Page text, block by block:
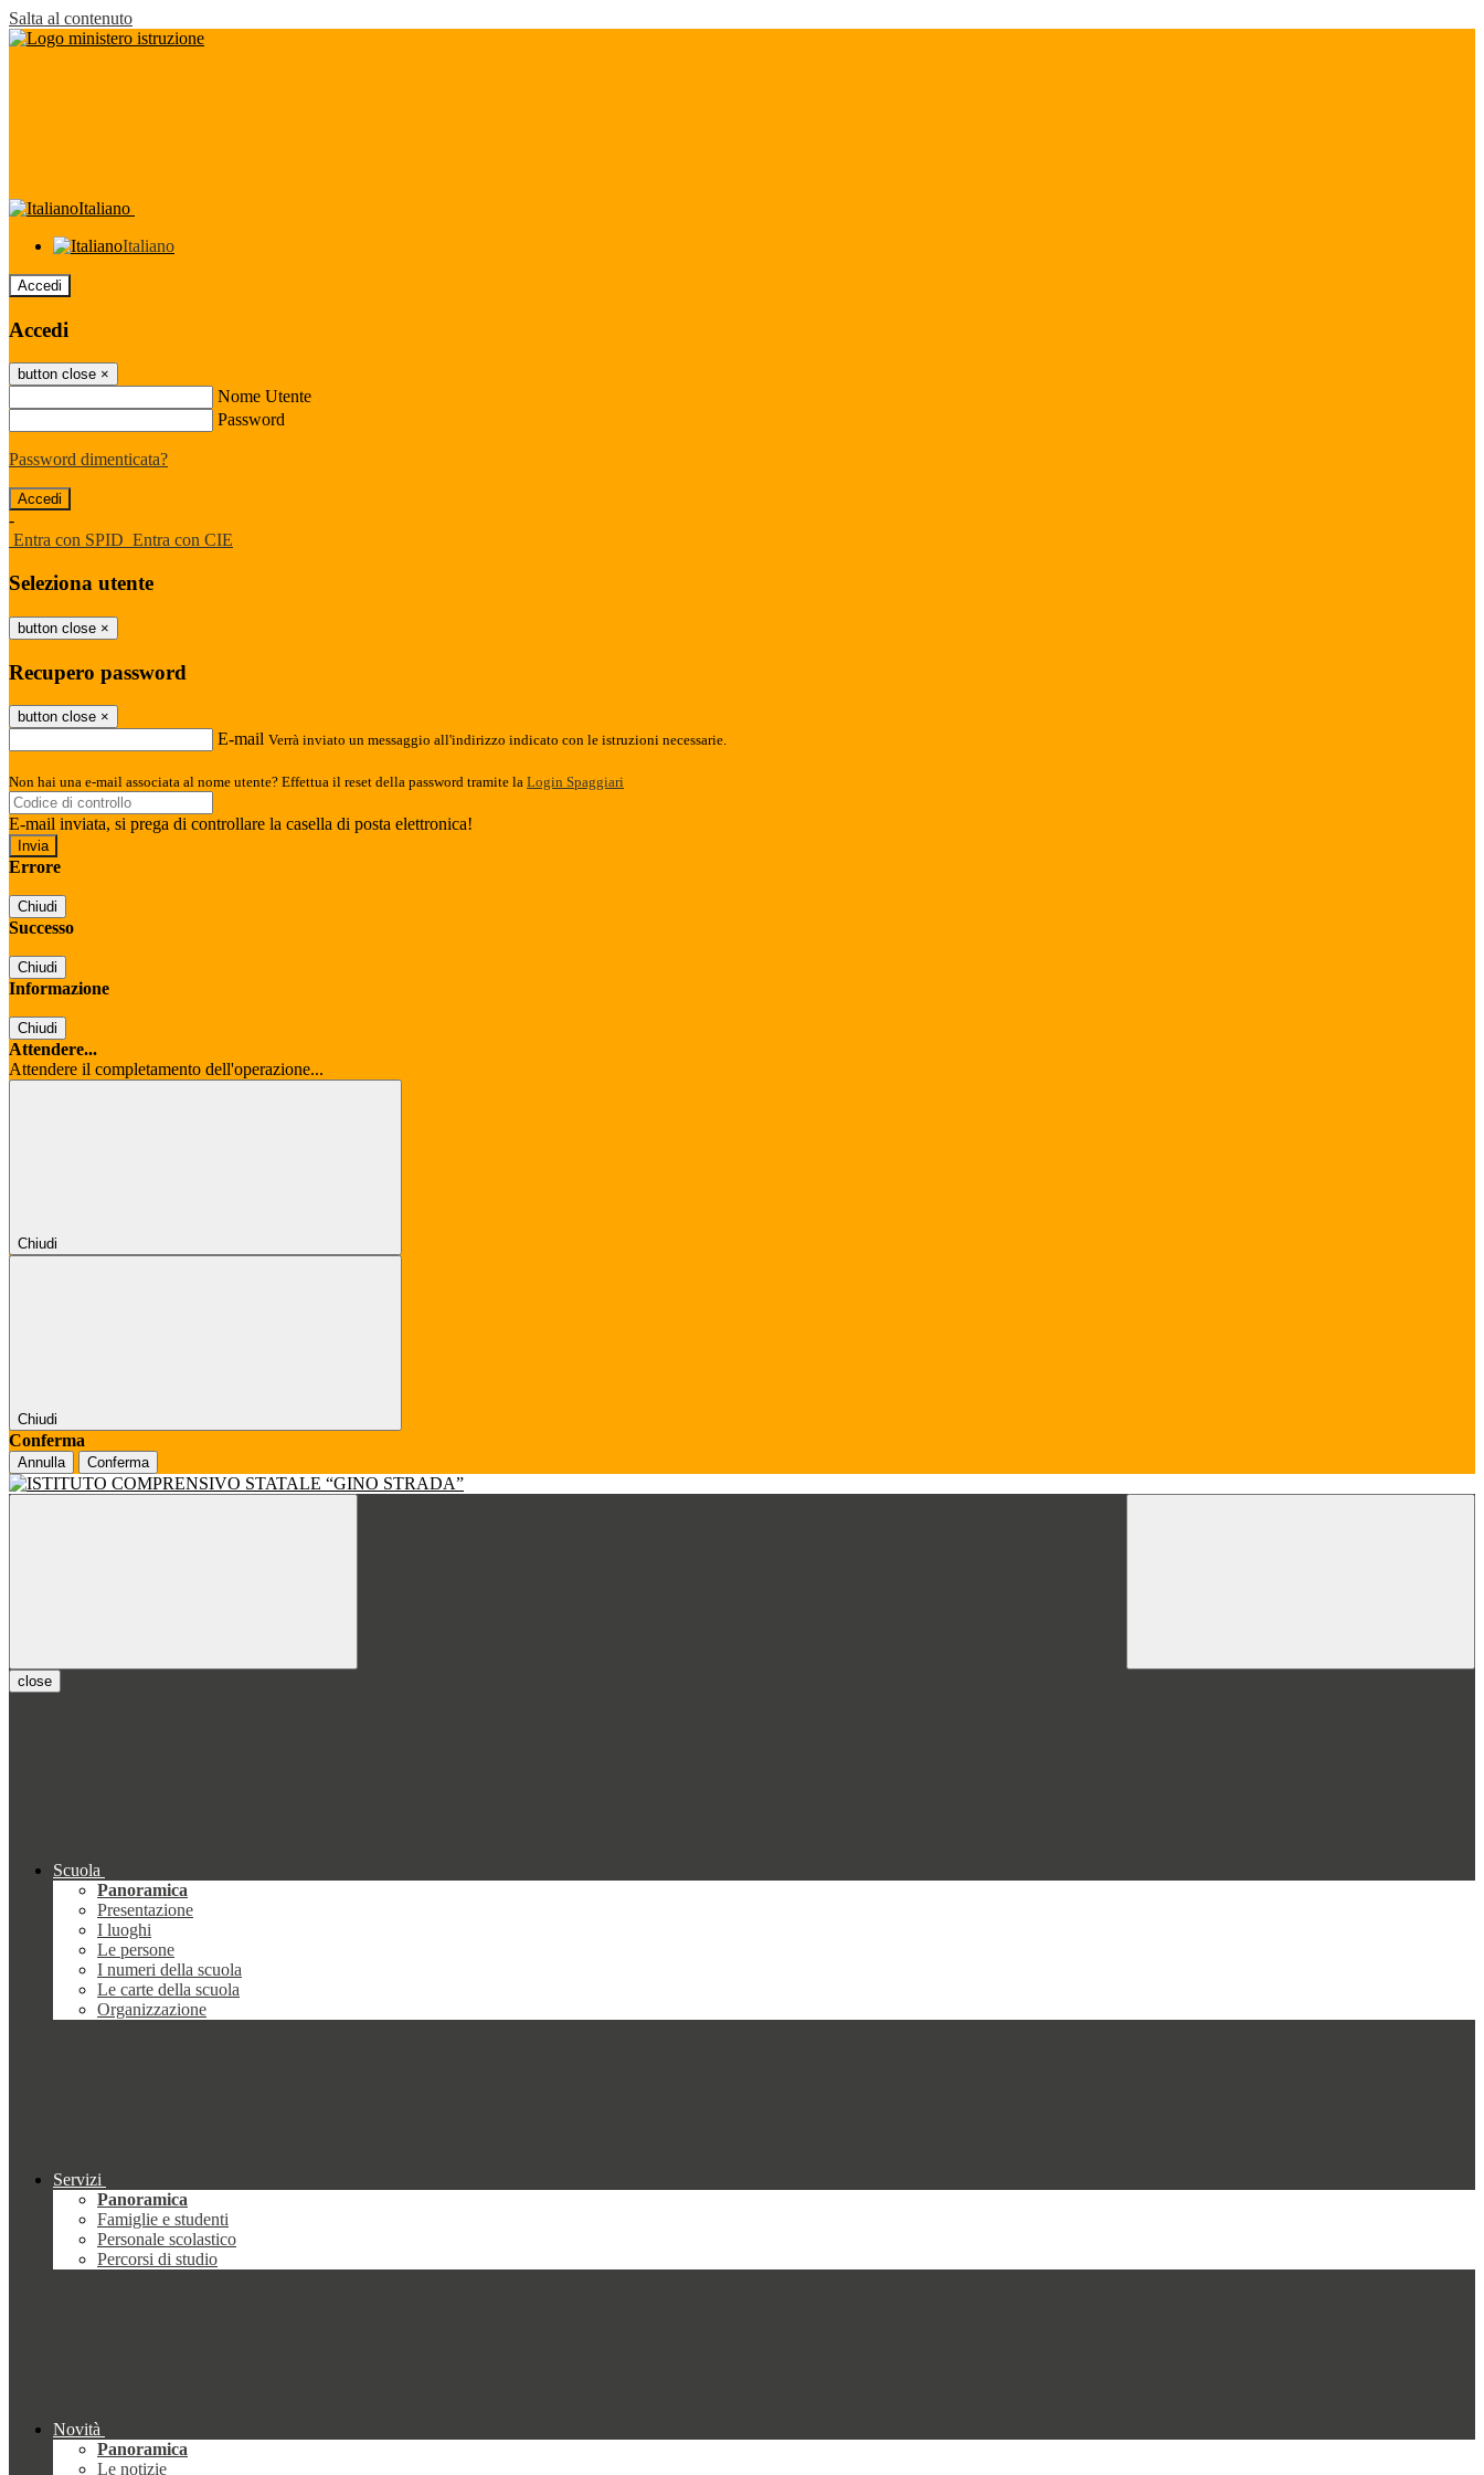
Salta al contenuto
Italiano
Italiano
Accedi
Accedi
button close ×
Nome Utente
Password
Password dimenticata?
-
Entra con SPID Entra con CIE
Seleziona utente
button close ×
Recupero password
button close ×
E-mail Verrà inviato un messaggio all'indirizzo indicato con le istruzioni necessarie.
Non hai una e-mail associata al nome utente? Effettua il reset della password tramite la Login Spaggiari
E-mail inviata, si prega di controllare la casella di posta elettronica!
Errore
Chiudi
Successo
Chiudi
Informazione
Chiudi
Attendere...
Attendere il completamento dell'operazione...
Chiudi
Chiudi
Conferma
Annulla Conferma
close
Scuola
Panoramica
Presentazione
I luoghi
Le persone
I numeri della scuola
Le carte della scuola
Organizzazione
Servizi
Panoramica
Famiglie e studenti
Personale scolastico
Percorsi di studio
Novità
Panoramica
Le notizie